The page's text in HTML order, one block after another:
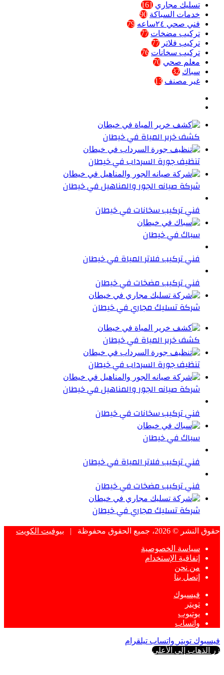
تسليك مجاري 161
خدمات السباكة 90
فني صحي ٢٤ساعه
79
تركيب مضخات 77
تركيب فلاتر 77
تركيب سخانات 76
معلم صحي 70
سباك 32
غير مصنف 13
كشف خرير المياة في خيطان
تنظيف جورة السرداب في خيطان
شركة صيانه الجور والمناهيل في خيطان
فني تركيب سخانات في خيطان
سباك في خيطان
فني تركيب فلاتر المياة في خيطان
فني تركيب مضخات في خيطان
شركة تسليك مجاري في خيطان
كشف خرير المياة في خيطان
تنظيف جورة السرداب في خيطان
شركة صيانه الجور والمناهيل في خيطان
فني تركيب سخانات في خيطان
سباك في خيطان
فني تركيب فلاتر المياة في خيطان
فني تركيب مضخات في خيطان
شركة تسليك مجاري في خيطان
حقوق النشر © 2026، جميع الحقوق محفوظة | بيوفيت الكويت
سياسة الخصوصية
إتفاقية الإستخدام
من نحن
إتصل بنا
فيسبوك
تويتر
يوتيوب
واتساب
فيسبوك تويتر واتساب تيلقرام
زر الذهاب إلى الأعلى